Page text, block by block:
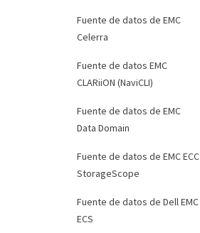
Fuente de datos de EMC
Celerra
Fuente de datos EMC
CLARiiON (NaviCLI)
Fuente de datos de EMC
Data Domain
Fuente de datos de EMC ECC
StorageScope
Fuente de datos de Dell EMC
ECS